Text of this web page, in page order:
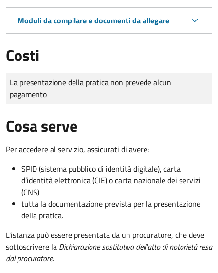
Moduli da compilare e documenti da allegare
Costi
Tipo di pagamento
Importo
La presentazione della pratica non prevede alcun
pagamento
Cosa serve
Per accedere al servizio, assicurati di avere:
SPID (sistema pubblico di identità digitale), carta
d’identità elettronica (CIE) o carta nazionale dei servizi
(CNS)
tutta la documentazione prevista per la presentazione
della pratica.
L'istanza può essere presentata da un procuratore, che deve
sottoscrivere la Dichiarazione sostitutiva dell'atto di notorietà resa
dal procuratore.